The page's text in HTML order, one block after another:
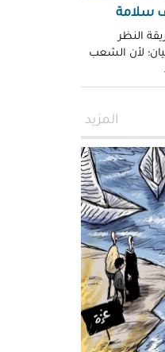
سلامة
النظر
لأن الشعب
المزيد